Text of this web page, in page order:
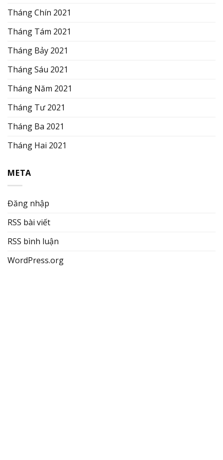
Tháng Chín 2021
Tháng Tám 2021
Tháng Bảy 2021
Tháng Sáu 2021
Tháng Năm 2021
Tháng Tư 2021
Tháng Ba 2021
Tháng Hai 2021
META
Đăng nhập
RSS bài viết
RSS bình luận
WordPress.org